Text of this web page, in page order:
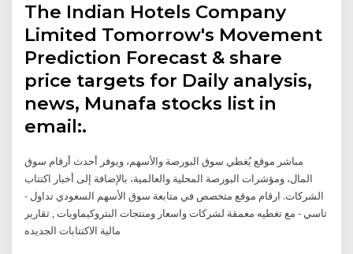
The Indian Hotels Company
Limited Tomorrow's Movement
Prediction Forecast & share
price targets for Daily analysis,
news, Munafa stocks list in
email:.
مباشر موقع يُغطي سوق البورصة والأسهم، ويوفر أحدث أرقام سوق
المال، ومؤشرات البورصة المحلية والعالمية، بالإضافة إلى أخبار اكتتاب
الشركات. ارقام موقع متخصص في متابعة سوق الأسهم السعودي تداول -
تاسي - مع تغطيه معمقة لشركات واسعار ومنتجات البتروكيماويات , تقارير
مالية الاكتتابات الجديده